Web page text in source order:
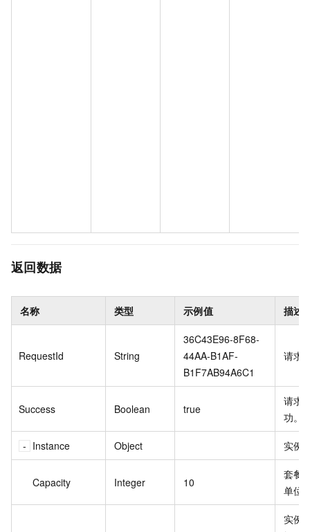
返回数据
名称 类型 示例值 描述
RequestId String
36C43E96-8F68-
44AA-B1AF-
B1F7AB94A6C1
请求
Success Boolean true
请求
功。
Instance Object 实例
Capacity Integer 10
套餐
单位
实例